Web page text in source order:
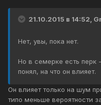
21.10.2015 в 14:52,
Нет, увы, пока нет.
Но в семерке есть перк
понял, на что он влияет.
Он влияет только на шум
типо меньше вероятности